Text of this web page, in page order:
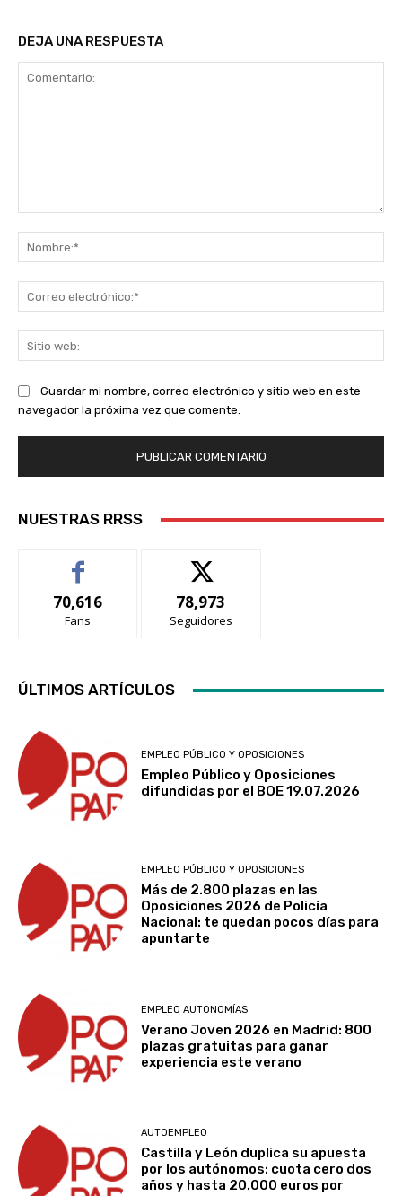
DEJA UNA RESPUESTA
Guardar mi nombre, correo electrónico y sitio web en este
navegador la próxima vez que comente.
NUESTRAS RRSS
70,616
Fans
78,973
Seguidores
ÚLTIMOS ARTÍCULOS
EMPLEO PÚBLICO Y OPOSICIONES
Empleo Público y Oposiciones
difundidas por el BOE 19.07.2026
EMPLEO PÚBLICO Y OPOSICIONES
Más de 2.800 plazas en las
Oposiciones 2026 de Policía
Nacional: te quedan pocos días para
apuntarte
EMPLEO AUTONOMÍAS
Verano Joven 2026 en Madrid: 800
plazas gratuitas para ganar
experiencia este verano
AUTOEMPLEO
Castilla y León duplica su apuesta
por los autónomos: cuota cero dos
años y hasta 20.000 euros por